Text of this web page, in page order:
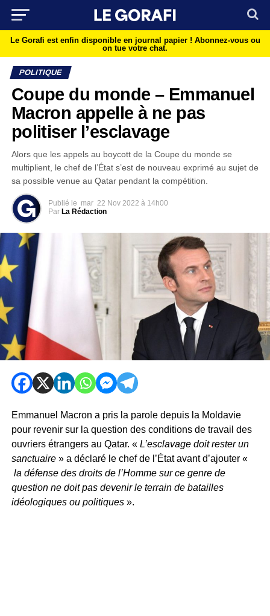
Le Gorafi est enfin disponible en journal papier ! Abonnez-vous ou
on tue votre chat.
POLITIQUE
Coupe du monde – Emmanuel
Macron appelle à ne pas
politiser l’esclavage
Alors que les appels au boycott de la Coupe du monde se
multiplient, le chef de l’État s’est de nouveau exprimé au sujet de
sa possible venue au Qatar pendant la compétition.
Publié le mar 22 Nov 2022 à 14h00
Par La Rédaction
Emmanuel Macron a pris la parole depuis la Moldavie
pour revenir sur la question des conditions de travail des
ouvriers étrangers au Qatar. « L’esclavage doit rester un
sanctuaire » a déclaré le chef de l’État avant d’ajouter «
la défense des droits de l’Homme sur ce genre de
question ne doit pas devenir le terrain de batailles
idéologiques ou politiques».